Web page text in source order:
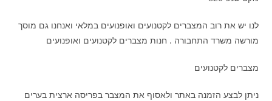
לנו יש את רוב המצברים לקטנועים ואופנועים במלאי ואנחנו גם מוסך
מורשה משרד התחבורה . חנות מצברים לקטנועים ואופנועים
מצברים לקטנועים
ניתן לבצע הזמנה באתר ולאסוף את המצבר בפריסה ארצית בערים